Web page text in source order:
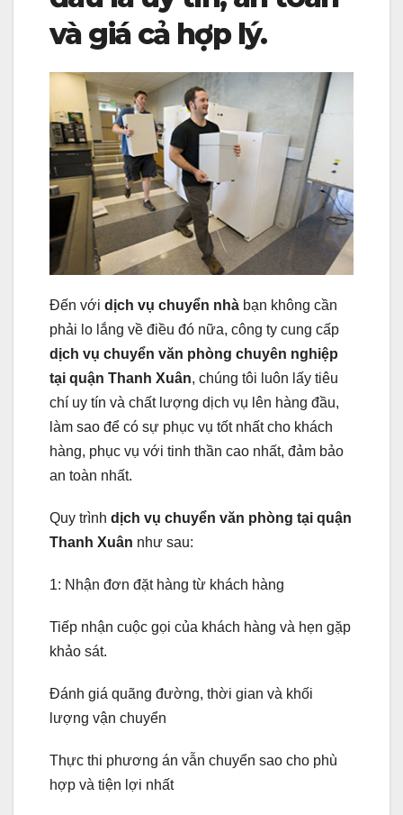
và giá cả hợp lý.
Đến với dịch vụ chuyển nhà bạn không cần
phải lo lắng về điều đó nữa, công ty cung cấp
dịch vụ chuyển văn phòng chuyên nghiệp
tại quận Thanh Xuân, chúng tôi luôn lấy tiêu
chí uy tín và chất lượng dịch vụ lên hàng đầu,
làm sao để có sự phục vụ tốt nhất cho khách
hàng, phục vụ với tinh thần cao nhất, đảm bảo
an toàn nhất.
Quy trình dịch vụ chuyển văn phòng tại quận
Thanh Xuân như sau:
1: Nhận đơn đặt hàng từ khách hàng
Tiếp nhận cuộc gọi của khách hàng và hẹn gặp
khảo sát.
Đánh giá quãng đường, thời gian và khối
lượng vận chuyển
Thực thi phương án vẫn chuyển sao cho phù
hợp và tiện lợi nhất